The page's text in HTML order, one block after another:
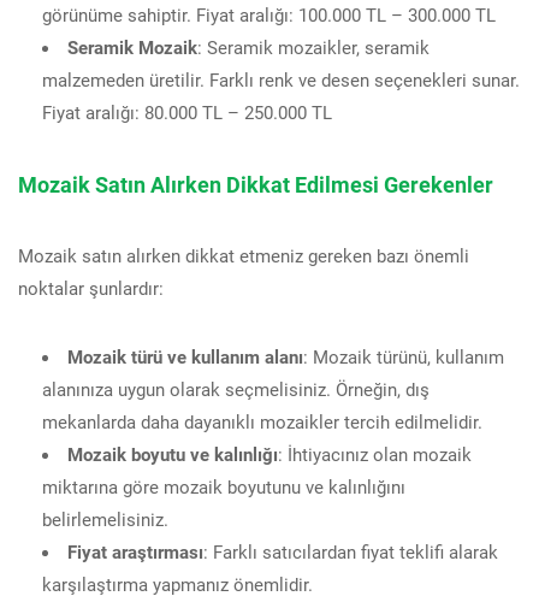
görünüme sahiptir. Fiyat aralığı: 100.000 TL – 300.000 TL
Seramik Mozaik: Seramik mozaikler, seramik
malzemeden üretilir. Farklı renk ve desen seçenekleri sunar.
Fiyat aralığı: 80.000 TL – 250.000 TL
Mozaik Satın Alırken Dikkat Edilmesi Gerekenler
Mozaik satın alırken dikkat etmeniz gereken bazı önemli
noktalar şunlardır:
Mozaik türü ve kullanım alanı: Mozaik türünü, kullanım
alanınıza uygun olarak seçmelisiniz. Örneğin, dış
mekanlarda daha dayanıklı mozaikler tercih edilmelidir.
Mozaik boyutu ve kalınlığı: İhtiyacınız olan mozaik
miktarına göre mozaik boyutunu ve kalınlığını
belirlemelisiniz.
Fiyat araştırması: Farklı satıcılardan fiyat teklifi alarak
karşılaştırma yapmanız önemlidir.